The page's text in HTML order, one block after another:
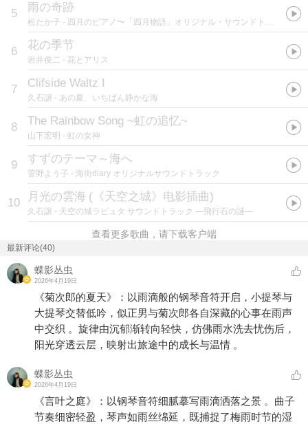
5 雨の奇跡
松たか子 - 四月のピアノ〜「四月物語」オリジナル・サウンドトラック
6 花の季节
岩井俊二 - 花とアリス
7 Clifside Waltz I
久石譲 - あの夏、いちばん静かな海
8 The Rainbow Song ~虹の追忆~
山下宏明 - 虹の女神
9 すずのテーマ～海へ
菅野よう子 - 海街diary オリジナルサウンドトラック
10 月光の雲海 ( 《天空之城》电影插曲)
久石譲 - 天空の城ラピュタ サウンドトラック ―飛行石の謎―
查看更多歌曲，请下载客户端
最新评论(40)
蝶影丛虫
2026年4月19日
《菊次郎的夏天》：以雨滴般的钢琴音符开启，小提琴与
大提琴交替低吟，似正男与菊次郎各自深藏的心事在雨声
中交织 。旋律由沉郁渐转向轻快，仿佛雨水洗去忧伤后，
阳光穿透云层，映射出旅途中的成长与温情 。
蝶影丛虫
2026年4月19日
《言叶之庭》：以钢琴音符细腻摹写雨滴洒落之景 。曲子
节奏细密轻盈，琴声如雨丝绵延，既捕捉了梅雨时节的湿